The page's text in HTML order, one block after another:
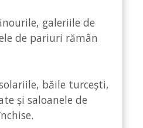
galeriile de
de pariuri rămân
băile turcești,
și saloanele de